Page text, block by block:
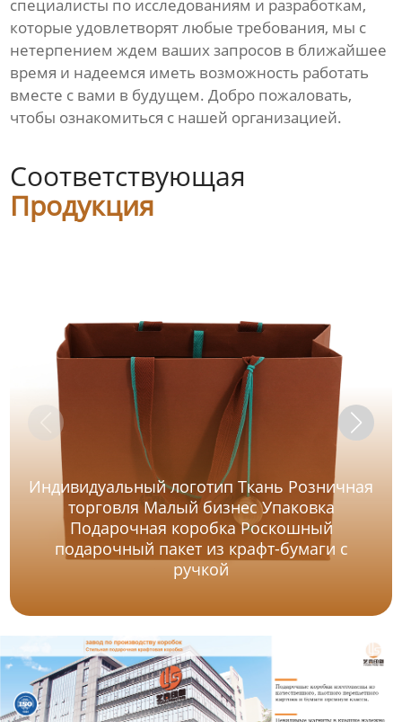
специалисты по исследованиям и разработкам,
которые удовлетворят любые требования, мы с
нетерпением ждем ваших запросов в ближайшее
время и надеемся иметь возможность работать
вместе с вами в будущем. Добро пожаловать,
чтобы ознакомиться с нашей организацией.
Соответствующая
Продукция
Индивидуальный логотип Ткань Розничная
торговля Малый бизнес Упаковка
Подарочная коробка Роскошный
подарочный пакет из крафт-бумаги с
ручкой